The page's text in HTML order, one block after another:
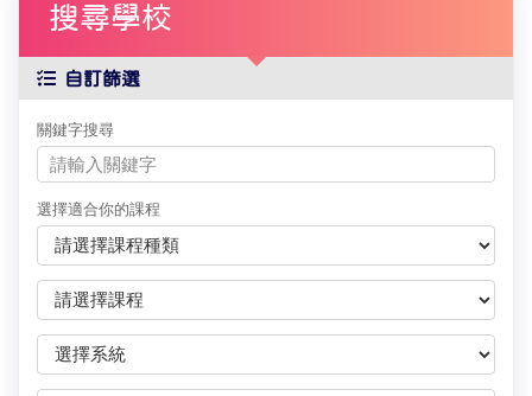
搜尋學校
自訂篩選
關鍵字搜尋
選擇適合你的課程